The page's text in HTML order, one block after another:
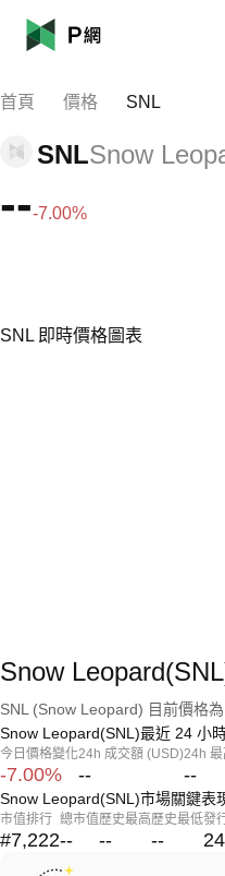
首頁 價格 SNL
SNLSnow
---7.00%
SNL 即時價格圖表
Snow
SNL (Snow Leopard) 目前價格
Snow Leopard(SNL)最近 24 小
今日價格變化
-7.00%
24h 成交額 (USD)
--
24h
--
Snow Leopard(SNL)市場關鍵表
市值排行
#7,222
總市值
--
歷史最高
--
歷史最低
--
發